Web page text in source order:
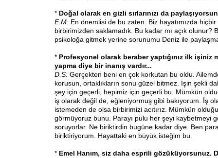
* Doğal olarak en gizli sırlarınızı da
E.M: En önemlisi de bu zaten. Biz hayatımızda
birbirimizden saklamadık. Bu kadar mı açık olunur?
psikoloğa gitmek yerine sorunumu Deniz ile
* Profesyonel olarak beraber yaptığınız ilk işiniz
yapma diye bir inanış vardır...
D.S: Gerçekten beni en çok korkutan bu oldu.
korusun, ortaklıkların sonu güzel bitmez. İşin şekli
şey için geçerli, hepimiz için geçerli bu. Mümkün
iş olarak değil de, eğleniyormuş gibi bakıyorum. İş
istemeden de olsa birbirimizi acıtırız. Mümkün
görmüyoruz bunu. Parayı pulu her şeyi kaybetmeyi
soruyorlar. Ne biriktirdin bugüne kadar diye. Ben
biriktiriyorum. Hayattaki en büyük isteğim bu.
* Emel Hanım, siz daha esprili gözüküyorsunuz.